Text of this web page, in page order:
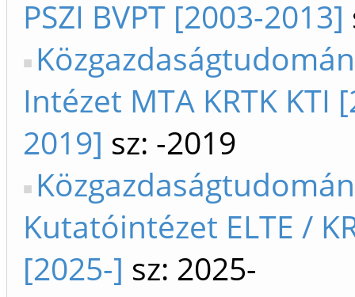
PSZI BVPT [2003-2013]
Intézet MTA KRTK KTI
2019] sz: -2019
Kutatóintézet ELTE /
[2025-] sz: 2025-